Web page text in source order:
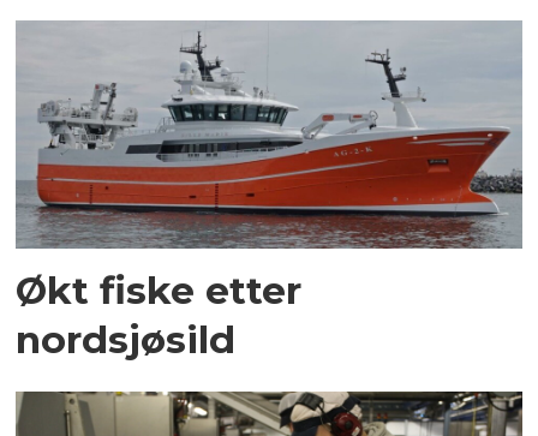
Økt fiske etter
nordsjøsild